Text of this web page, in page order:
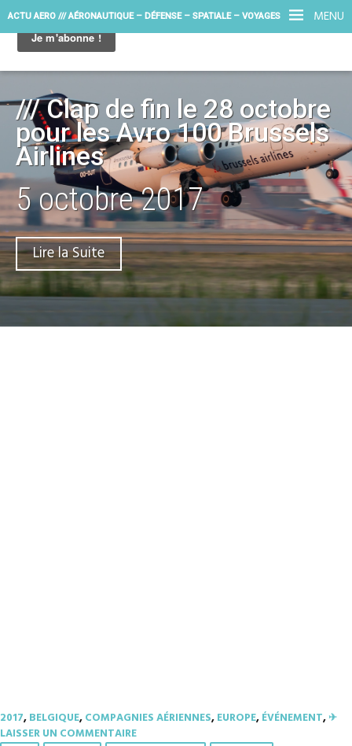
MENU
ACTU AERO /// AÉRONAUTIQUE – DÉFENSE – SPATIALE – VOYAGES
/// Clap de fin le 28 octobre
pour les Avro 100 Brussels
Airlines
5 octobre 2017
Lire la Suite
2017,BELGIQUE,COMPAGNIES AÉRIENNES,EUROPE,ÉVÉNEMENT,✈︎
LAISSER UN COMMENTAIRE